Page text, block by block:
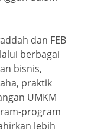
dan FEB
berbagai
bisnis,
praktik
UMKM
program
lebih